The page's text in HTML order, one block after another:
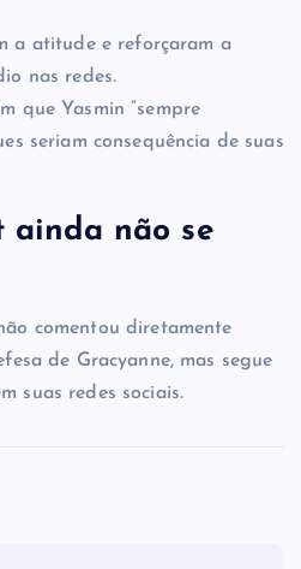
a atitude e reforçaram a
nas redes.
que Yasmin “sempre
seriam consequência de suas
ainda não se
comentou diretamente
de Gracyanne, mas segue
suas redes sociais.